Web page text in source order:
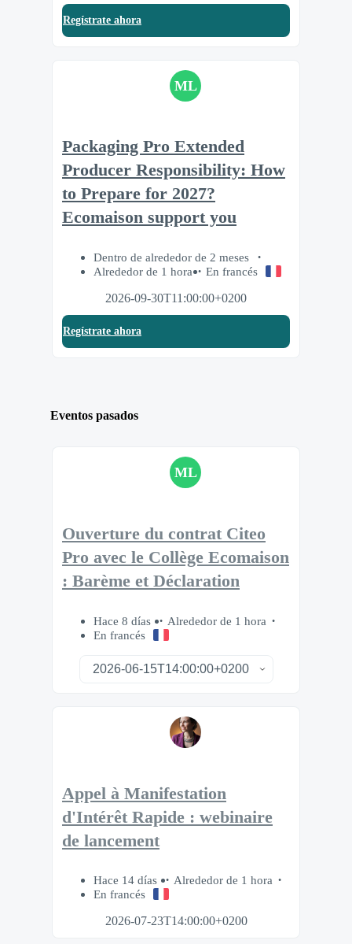
Regístrate ahora
ML
Packaging Pro Extended
Producer Responsibility: How
to Prepare for 2027?
Ecomaison support you
Dentro de alrededor de 2 meses
Alrededor de 1 hora
En francés
2026-09-30T11:00:00+0200
Regístrate ahora
Eventos pasados
ML
Ouverture du contrat Citeo
Pro avec le Collège Ecomaison
: Barème et Déclaration
Hace 8 días
Alrededor de 1 hora
En francés
Appel à Manifestation
d'Intérêt Rapide : webinaire
de lancement
Hace 14 días
Alrededor de 1 hora
En francés
2026-07-23T14:00:00+0200